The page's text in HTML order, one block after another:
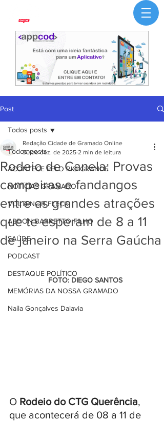
Post
Todos posts
ACONTECE PELO RIO GRANDE
NOTÍCIAS GRAMADO
VOLTENCIR FLECK
ABDON BARRETTO FILHO
SAÚDE
PODCAST
DESTAQUE POLÍTICO
MEMÓRIAS DA NOSSA GRAMADO
Naíla Gonçalves Dalavia
Todos posts
Rodeio de Canela: Provas
campeiras e fandangos
entre as grandes atrações
que te esperam de 8 a 11
de janeiro na Serra Gaúcha
Redação Cidade de Gramado Online
30 de dez. de 2025 2 min de leitura
                   FOTO: DIEGO SANTOS
O Rodeio do CTG Querência,
que acontecerá de 08 a 11 de